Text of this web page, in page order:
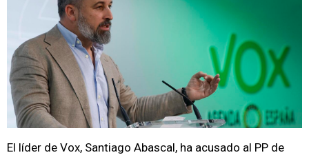
El líder de Vox, Santiago Abascal, ha acusado al PP de